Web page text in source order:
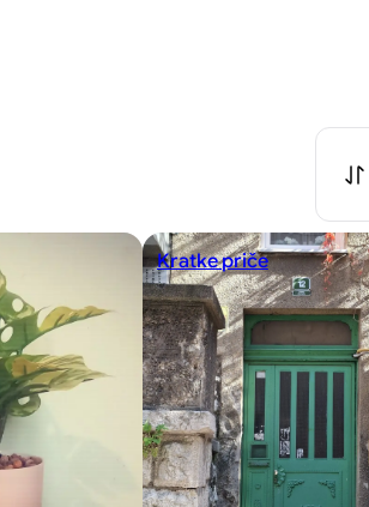
Kratke priče